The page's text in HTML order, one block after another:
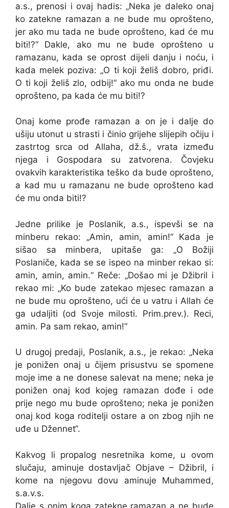
a.s., prenosi i ovaj hadis: „Neka je daleko onaj
ko zatekne ramazan a ne bude mu oprošteno,
jer ako mu tada ne bude oprošteno, kad će mu
biti!?“ Dakle, ako mu ne bude oprošteno u
ramazanu, kada se oprost dijeli danju i noću, i
kada melek poziva: „O ti koji želiš dobro, priđi.
O ti koji želiš zlo, odbij!“ ako mu onda ne bude
oprošteno, pa kada će mu biti!?
Onaj kome prođe ramazan a on je i dalje do
ušiju utonut u strasti i činio grijehe slijepih očiju i
zastrtog srca od Allaha, dž.š., vrata između
njega i Gospodara su zatvorena. Čovjeku
ovakvih karakteristika teško da bude oprošteno,
a kad mu u ramazanu ne bude oprošteno kad
će mu onda biti!?
Jedne prilike je Poslanik, a.s., ispevši se na
minberu rekao: „Amin, amin, amin!“ Kada je
sišao sa minbera, upitaše ga: „O Božiji
Poslaniče, kada se se ispeo na minber rekao si:
amin, amin, amin.“ Reče: „Došao mi je Džibril i
rekao mi: „Ko bude zatekao mjesec ramazan a
ne bude mu oprošteno, ući će u vatru i Allah će
ga udaljiti (od Svoje milosti. Prim.prev.). Reci,
amin. Pa sam rekao, amin!“
U drugoj predaji, Poslanik, a.s., je rekao: „Neka
je ponižen onaj u čijem prisustvu se spomene
moje ime a ne donese salevat na mene; neka je
ponižen onaj kod kojeg ramazan dođe i ode
prije nego mu bude oprošteno; neka je ponižen
onaj kod koga roditelji ostare a on zbog njih ne
uđe u Džennet“.
Kakvog li propalog nesretnika kome, u ovom
slučaju, aminuje dostavljač Objave – Džibril, i
kome na njegovu dovu aminuje Muhammed,
s.a.v.s.
Dalje s onim koga zatekne ramazan a ne bude